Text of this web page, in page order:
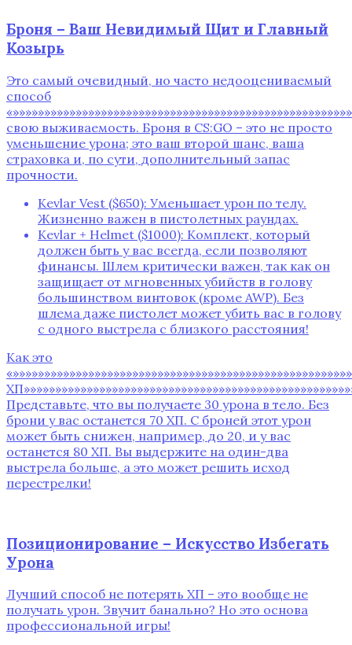
Броня – Ваш Невидимый Щит и Главный
Козырь
Это самый очевидный, но часто недооцениваемый
способ
свою выживаемость. Броня в CS:GO – это не просто
уменьшение урона; это ваш второй шанс, ваша
страховка и, по сути, дополнительный запас
прочности.
Kevlar Vest ($650): Уменьшает урон по телу.
Жизненно важен в пистолетных раундах.
Kevlar + Helmet ($1000): Комплект, который
должен быть у вас всегда, если позволяют
финансы. Шлем критически важен, так как он
защищает от мгновенных убийств в голову
большинством винтовок (кроме AWP). Без
шлема даже пистолет может убить вас в голову
с одного выстрела с близкого расстояния!
Как это
Представьте, что вы получаете 30 урона в тело. Без
брони у вас останется 70 ХП. С броней этот урон
может быть снижен, например, до 20, и у вас
останется 80 ХП. Вы выдержите на один-два
выстрела больше, а это может решить исход
перестрелки!
Позиционирование – Искусство Избегать
Урона
Лучший способ не потерять ХП – это вообще не
получать урон. Звучит банально? Но это основа
профессиональной игры!